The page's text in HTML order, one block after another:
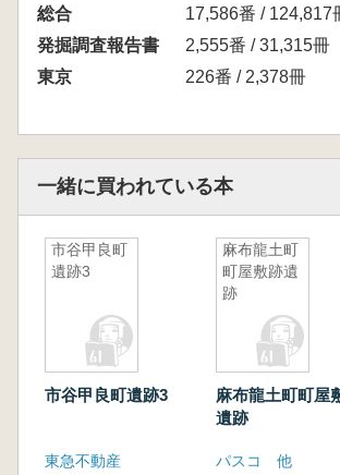
総合
17,586番 / 124,817
発掘調査報告書
2,555番 / 31,315冊
東京
226番 / 2,378冊
一緒に買われている本
市谷甲良町
遺跡3
市谷甲良町遺跡3
東急不動産
麻布龍土町
町屋敷跡遺
跡
麻布龍土町町屋
遺跡
パスコ 他